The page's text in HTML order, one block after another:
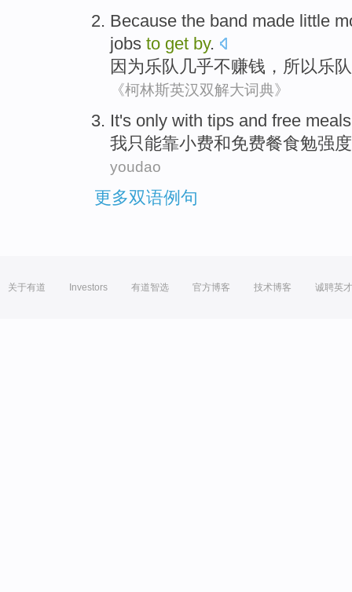
Because the band made little
jobs to get by.
因为乐队 几乎不赚钱 ，所以乐队
《柯林斯英汉双解大词典》
It's only with tips and free meals
我只能靠小费和免费餐食勉强
youdao
更多双语例句
关于有道 Investors 有道智选 官方博客 技术博客 诚聘英才